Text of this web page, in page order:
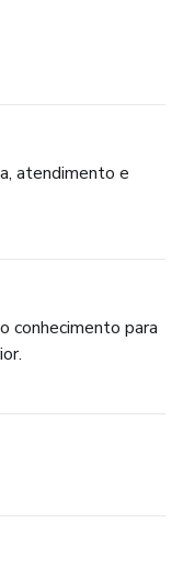
atendimento e
conhecimento para